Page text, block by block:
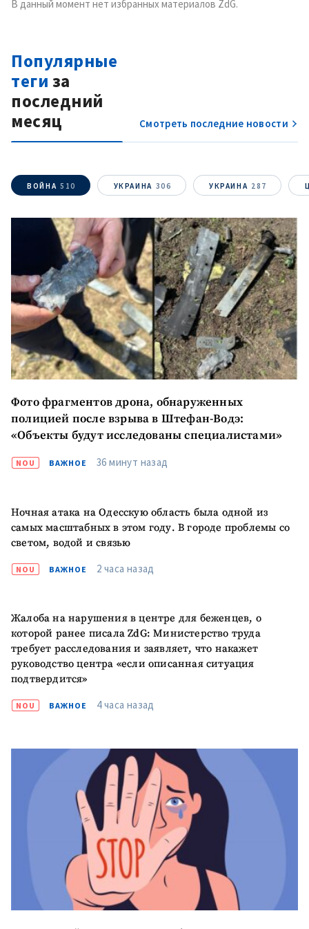
ПОДДЕРЖАТЬ
В данный момент нет избранных материалов ZdG.
Популярные
теги за
последний
месяц
Смотреть последние новости
ВОЙНА 510 УКРАИНА 306 УКРАИНА 287
Фото фрагментов дрона, обнаруженных
полицией после взрыва в Штефан-Водэ:
«Объекты будут исследованы специалистами»
NOU ВАЖНОЕ 36 минут назад
Ночная атака на Одесскую область была одной из
самых масштабных в этом году. В городе проблемы со
светом, водой и связью
NOU ВАЖНОЕ 2 часа назад
Жалоба на нарушения в центре для беженцев, о
которой ранее писала ZdG: Министерство труда
требует расследования и заявляет, что накажет
руководство центра «если описанная ситуация
подтвердится»
NOU ВАЖНОЕ 4 часа назад